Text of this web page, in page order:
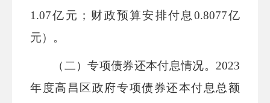
1.07亿元；财政预算安排付息 0.8077亿
元）。
（二）专项债券还本付息情况。 2023
年度高昌区 政府专项债券还本付息总额